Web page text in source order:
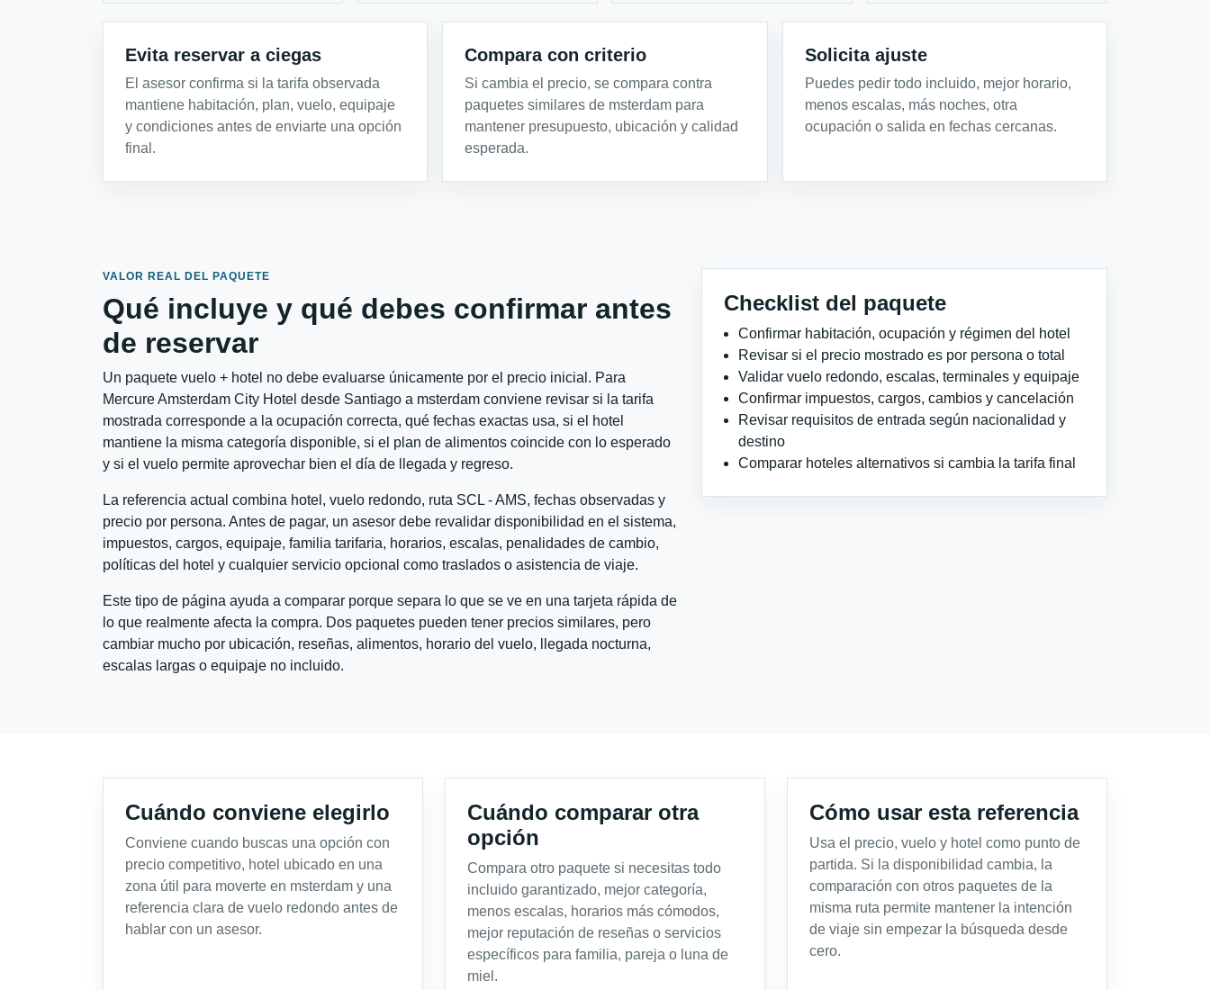
Evita reservar a ciegas
El asesor confirma si la tarifa observada
mantiene habitación, plan, vuelo, equipaje
y condiciones antes de enviarte una opción
final.
Compara con criterio
Si cambia el precio, se compara contra
paquetes similares de msterdam para
mantener presupuesto, ubicación y calidad
esperada.
Solicita ajuste
Puedes pedir todo incluido, mejor horario,
menos escalas, más noches, otra
ocupación o salida en fechas cercanas.
VALOR REAL DEL PAQUETE
Qué incluye y qué debes confirmar antes
de reservar
Un paquete vuelo + hotel no debe evaluarse únicamente por el precio inicial. Para
Mercure Amsterdam City Hotel desde Santiago a msterdam conviene revisar si la tarifa
mostrada corresponde a la ocupación correcta, qué fechas exactas usa, si el hotel
mantiene la misma categoría disponible, si el plan de alimentos coincide con lo esperado
y si el vuelo permite aprovechar bien el día de llegada y regreso.
La referencia actual combina hotel, vuelo redondo, ruta SCL - AMS, fechas observadas y
precio por persona. Antes de pagar, un asesor debe revalidar disponibilidad en el sistema,
impuestos, cargos, equipaje, familia tarifaria, horarios, escalas, penalidades de cambio,
políticas del hotel y cualquier servicio opcional como traslados o asistencia de viaje.
Este tipo de página ayuda a comparar porque separa lo que se ve en una tarjeta rápida de
lo que realmente afecta la compra. Dos paquetes pueden tener precios similares, pero
cambiar mucho por ubicación, reseñas, alimentos, horario del vuelo, llegada nocturna,
escalas largas o equipaje no incluido.
Checklist del paquete
Confirmar habitación, ocupación y régimen del hotel
Revisar si el precio mostrado es por persona o total
Validar vuelo redondo, escalas, terminales y equipaje
Confirmar impuestos, cargos, cambios y cancelación
Revisar requisitos de entrada según nacionalidad y
destino
Comparar hoteles alternativos si cambia la tarifa final
Cuándo conviene elegirlo
Conviene cuando buscas una opción con
precio competitivo, hotel ubicado en una
zona útil para moverte en msterdam y una
referencia clara de vuelo redondo antes de
hablar con un asesor.
Cuándo comparar otra
opción
Compara otro paquete si necesitas todo
incluido garantizado, mejor categoría,
menos escalas, horarios más cómodos,
mejor reputación de reseñas o servicios
específicos para familia, pareja o luna de
miel.
Cómo usar esta referencia
Usa el precio, vuelo y hotel como punto de
partida. Si la disponibilidad cambia, la
comparación con otros paquetes de la
misma ruta permite mantener la intención
de viaje sin empezar la búsqueda desde
cero.